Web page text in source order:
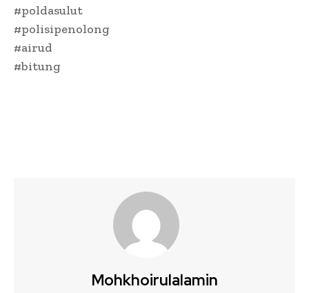
#poldasulut
#polisipenolong
#airud
#bitung
Mohkhoirulalamin